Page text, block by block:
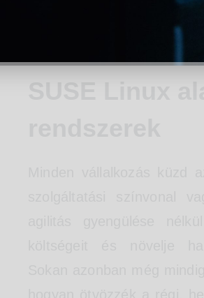
SUSE Linux